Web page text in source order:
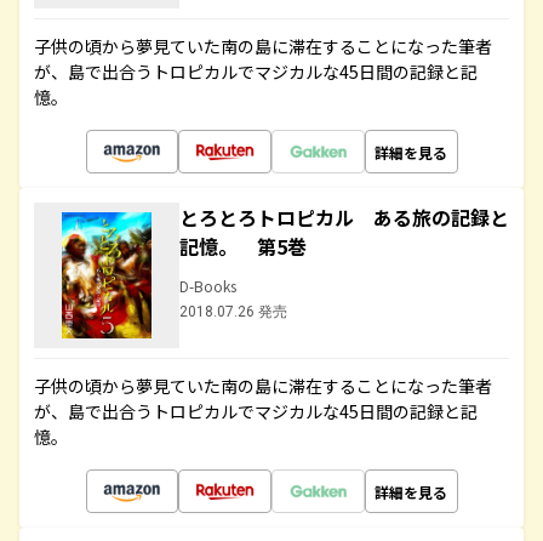
子供の頃から夢見ていた南の島に滞在することになった筆者
が、島で出合うトロピカルでマジカルな45日間の記録と記
憶。
詳細を見る
とろとろトロピカル ある旅の記録と
記憶。 第5巻
D-Books
2018.07.26 発売
子供の頃から夢見ていた南の島に滞在することになった筆者
が、島で出合うトロピカルでマジカルな45日間の記録と記
憶。
詳細を見る